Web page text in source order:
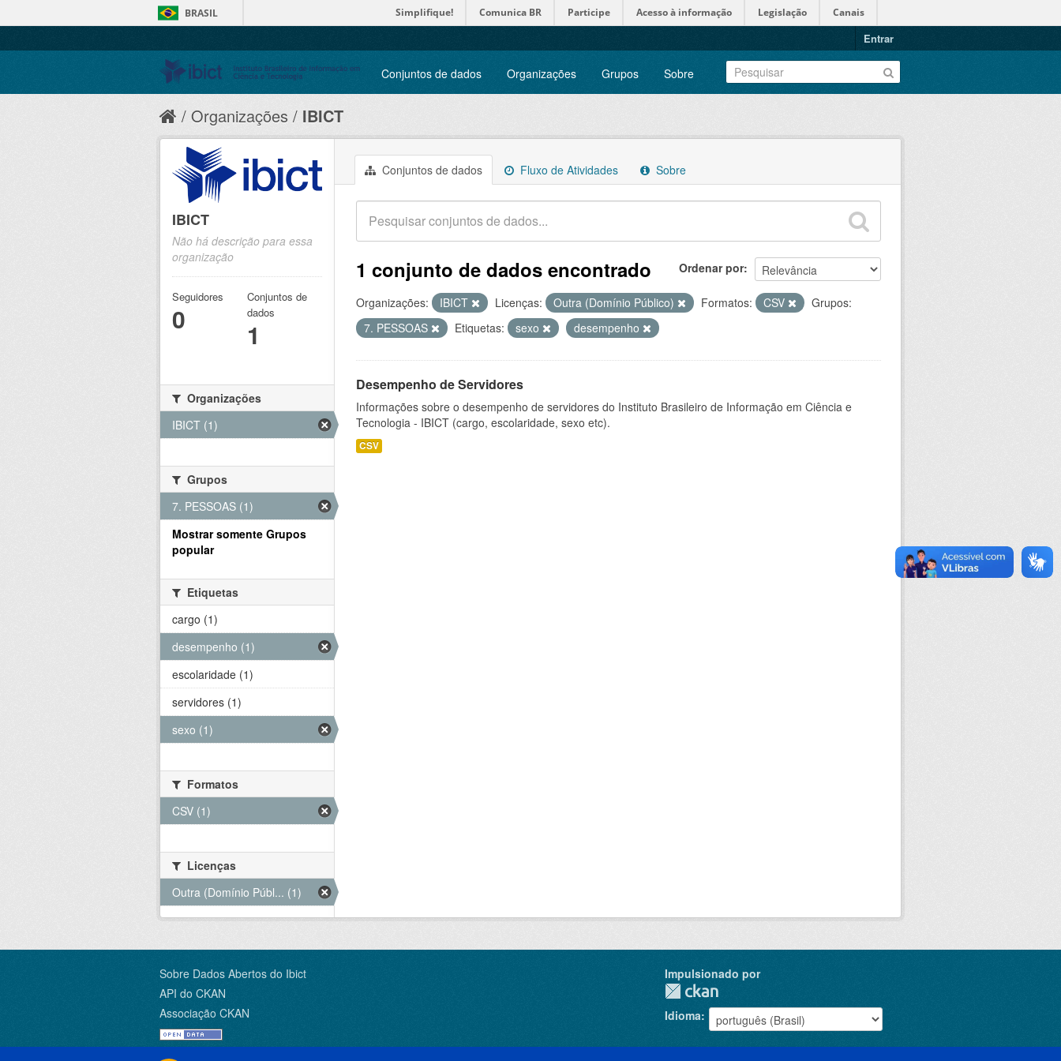
BRASIL Simplifique! Comunica BR Participe Acesso à informação Legislação Canais
Entrar
Conjuntos de dados Organizações Grupos Sobre
Organizações IBICT
Conjuntos de dados Fluxo de Atividades Sobre
Ordenar por
1 conjunto de dados encontrado
Organizações: IBICT Licenças: Outra (Domínio Público) Formatos: CSV
Grupos:
7. PESSOAS
Etiquetas: sexo desempenho
Desempenho de Servidores
Informações sobre o desempenho de servidores do Instituto Brasileiro de Informação em Ciência e
Tecnologia - IBICT (cargo, escolaridade, sexo etc).
CSV
IBICT
Não há descrição para essa
organização
Seguidores
0
Conjuntos de
dados
1
Organizações
IBICT (1)
Grupos
7. PESSOAS (1)
Mostrar somente Grupos
popular
Etiquetas
cargo (1)
desempenho (1)
escolaridade (1)
servidores (1)
sexo (1)
Formatos
CSV (1)
Licenças
Outra (Domínio Públ... (1)
Sobre Dados Abertos do Ibict
API do CKAN
Associação CKAN
Impulsionado por
Idioma